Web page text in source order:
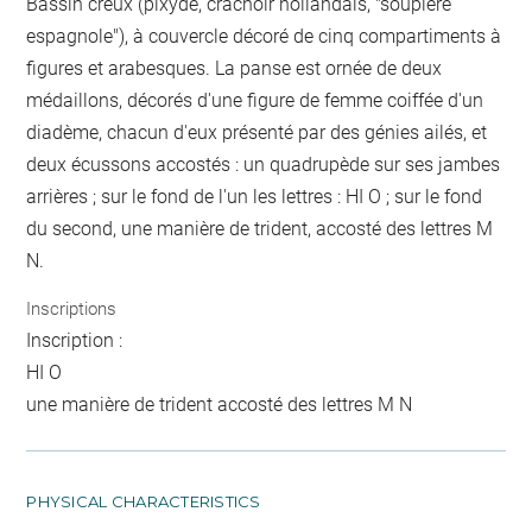
espagnole"), à couvercle décoré de cinq compartiments à
figures et arabesques. La panse est ornée de deux
médaillons, décorés d'une figure de femme coiffée d'un
diadème, chacun d'eux présenté par des génies ailés, et
deux écussons accostés : un quadrupède sur ses jambes
arrières ; sur le fond de l'un les lettres : HI O ; sur le fond
du second, une manière de trident, accosté des lettres M
N.
Inscriptions
Inscription :
HI O
une manière de trident accosté des lettres M N
PHYSICAL CHARACTERISTICS